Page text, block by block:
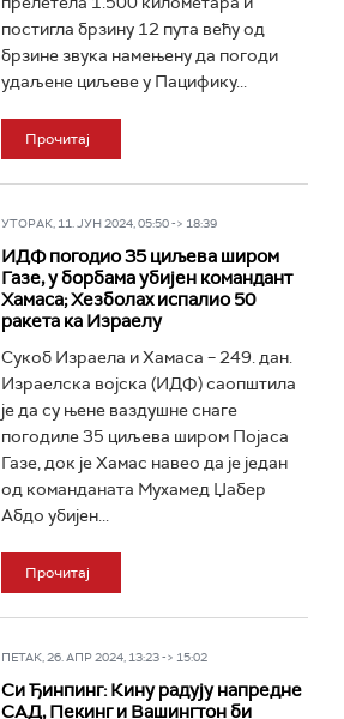
постигла брзину 12 пута већу од
брзине звука намењену да погоди
удаљене циљеве у Пацифику...
Прочитај
УТОРАК, 11. ЈУН 2024, 05:50 -> 18:39
ИДФ погодио 35 циљева широм
Газе, у борбама убијен командант
Хамаса; Хезболах испалио 50
ракета ка Израелу
Сукоб Израела и Хамаса – 249. дан.
Израелска војска (ИДФ) саопштила
је да су њене ваздушне снаге
погодиле 35 циљева широм Појаса
Газе, док је Хамас навео да је један
од команданата Мухамед Џабер
Абдо убијен...
Прочитај
ПЕТАК, 26. АПР 2024, 13:23 -> 15:02
Си Ђинпинг: Кину радују напредне
САД, Пекинг и Вашингтон би